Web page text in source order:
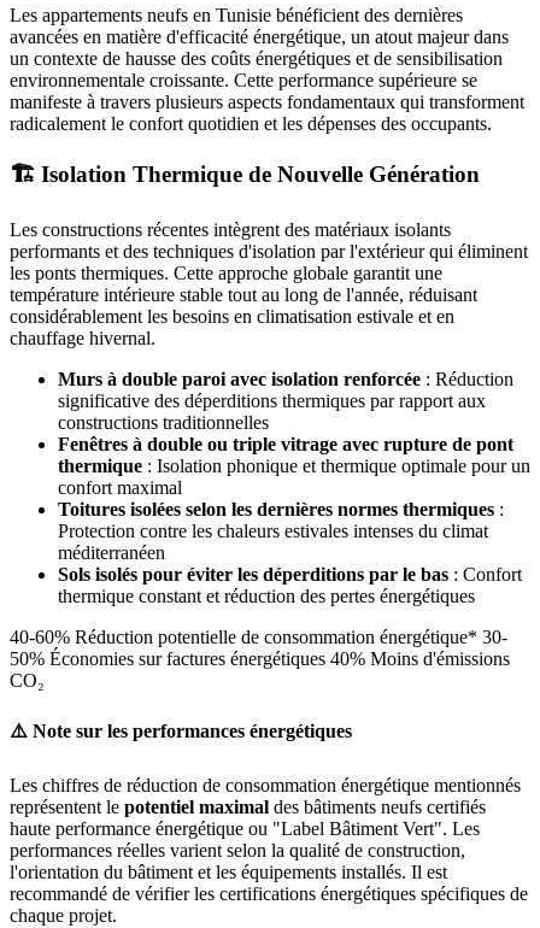
Les appartements neufs en Tunisie bénéficient des dernières
avancées en matière d'efficacité énergétique, un atout majeur dans
un contexte de hausse des coûts énergétiques et de sensibilisation
environnementale croissante. Cette performance supérieure se
manifeste à travers plusieurs aspects fondamentaux qui transforment
radicalement le confort quotidien et les dépenses des occupants.
🏗️ Isolation Thermique de Nouvelle Génération
Les constructions récentes intègrent des matériaux isolants
performants et des techniques d'isolation par l'extérieur qui éliminent
les ponts thermiques. Cette approche globale garantit une
température intérieure stable tout au long de l'année, réduisant
considérablement les besoins en climatisation estivale et en
chauffage hivernal.
Murs à double paroi avec isolation renforcée : Réduction
significative des déperditions thermiques par rapport aux
constructions traditionnelles
Fenêtres à double ou triple vitrage avec rupture de pont
thermique : Isolation phonique et thermique optimale pour un
confort maximal
Toitures isolées selon les dernières normes thermiques :
Protection contre les chaleurs estivales intenses du climat
méditerranéen
Sols isolés pour éviter les déperditions par le bas : Confort
thermique constant et réduction des pertes énergétiques
40-60% Réduction potentielle de consommation énergétique* 30-
50% Économies sur factures énergétiques 40% Moins d'émissions
CO₂
⚠️ Note sur les performances énergétiques
Les chiffres de réduction de consommation énergétique mentionnés
représentent le potentiel maximal des bâtiments neufs certifiés
haute performance énergétique ou "Label Bâtiment Vert". Les
performances réelles varient selon la qualité de construction,
l'orientation du bâtiment et les équipements installés. Il est
recommandé de vérifier les certifications énergétiques spécifiques de
chaque projet.